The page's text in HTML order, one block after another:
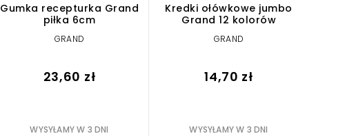
Gumka recepturka Grand
piłka 6cm
GRAND
23,60 zł
WYSYŁAMY W 3 DNI
Kredki ołówkowe jumbo
Grand 12 kolorów
GRAND
14,70 zł
WYSYŁAMY W 3 DNI